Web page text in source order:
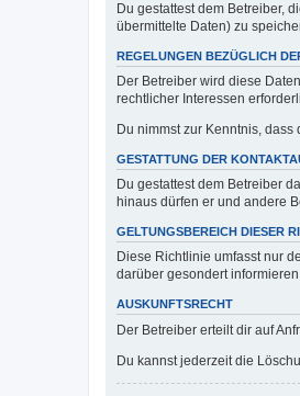
Du gestattest dem Betreiber,
übermittelte Daten) zu
REGELUNGEN BEZÜGLICH
Der Betreiber wird diese
rechtlicher Interessen
Du nimmst zur Kenntnis,
GESTATTUNG DER
Du gestattest dem Betreiber
hinaus dürfen er und andere
GELTUNGSBEREICH DIESER
Diese Richtlinie umfasst nur
darüber gesondert
AUSKUNFTSRECHT
Der Betreiber erteilt dir auf
Du kannst jederzeit die